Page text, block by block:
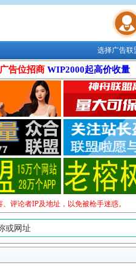
联盟学院
选择广告
告位招商 WIP2000起高价收量
评论者IP及地址，以免被枪手迷惑。